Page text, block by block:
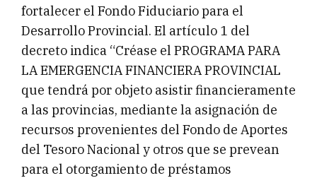
fortalecer el Fondo Fiduciario para el
Desarrollo Provincial. El artículo 1 del
decreto indica “Créase el PROGRAMA PARA
LA EMERGENCIA FINANCIERA PROVINCIAL
que tendrá por objeto asistir financieramente
a las provincias, mediante la asignación de
recursos provenientes del Fondo de Aportes
del Tesoro Nacional y otros que se prevean
para el otorgamiento de préstamos